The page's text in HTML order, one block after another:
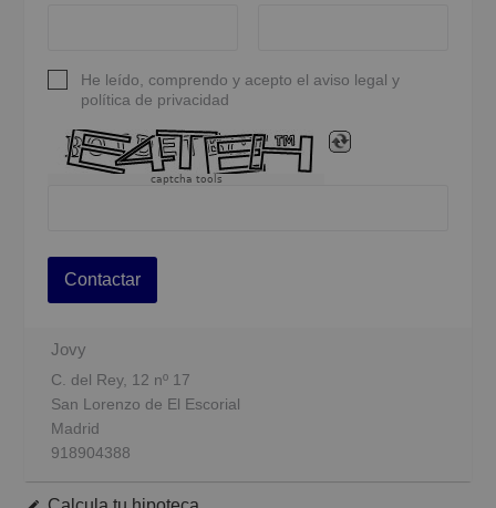
He leído, comprendo y acepto el aviso legal y
política de privacidad
captcha tools
Contactar
Jovy
C. del Rey, 12 nº 17
San Lorenzo de El Escorial
Madrid
918904388